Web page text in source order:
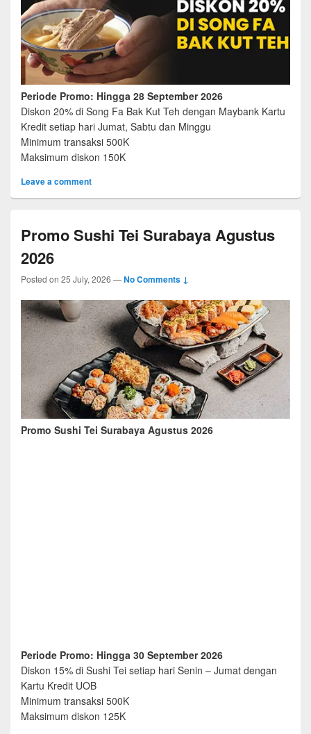
Periode Promo: Hingga 28 September 2026
Diskon 20% di Song Fa Bak Kut Teh dengan Maybank Kartu
Kredit setiap hari Jumat, Sabtu dan Minggu
Minimum transaksi 500K
Maksimum diskon 150K
Leave a comment
Promo Sushi Tei Surabaya Agustus
2026
Posted on 25 July, 2026 —No Comments ↓
Promo Sushi Tei Surabaya Agustus 2026
Periode Promo: Hingga 30 September 2026
Diskon 15% di Sushi Tei setiap hari Senin – Jumat dengan
Kartu Kredit UOB
Minimum transaksi 500K
Maksimum diskon 125K